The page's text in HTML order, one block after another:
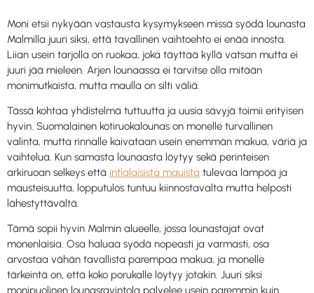
Moni etsii nykyään vastausta kysymykseen missä syödä lounasta
Malmilla juuri siksi, että tavallinen vaihtoehto ei enää innosta.
Liian usein tarjolla on ruokaa, joka täyttää kyllä vatsan mutta ei
juuri jää mieleen. Arjen lounaassa ei tarvitse olla mitään
monimutkaista, mutta maulla on silti väliä.
Tässä kohtaa yhdistelmä tuttuutta ja uusia sävyjä toimii erityisen
hyvin. Suomalainen kotiruokalounas on monelle turvallinen
valinta, mutta rinnalle kaivataan usein enemmän makua, väriä ja
vaihtelua. Kun samasta lounaasta löytyy sekä perinteisen
arkiruoan selkeys että intialaisista mauista tulevaa lämpöä ja
mausteisuutta, lopputulos tuntuu kiinnostavalta mutta helposti
lähestyttävältä.
Tämä sopii hyvin Malmin alueelle, jossa lounastajat ovat
monenlaisia. Osa haluaa syödä nopeasti ja varmasti, osa
arvostaa vähän tavallista parempaa makua, ja monelle
tärkeintä on, että koko porukalle löytyy jotakin. Juuri siksi
monipuolinen lounasravintola palvelee usein paremmin kuin